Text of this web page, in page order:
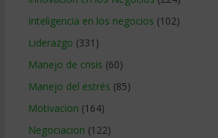
Inteligencia en los negocios (102)
Liderazgo (331)
Manejo de crisis (60)
Manejo del estrés (85)
Motivacion (164)
Negociacion (122)